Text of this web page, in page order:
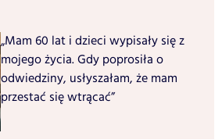
„Mam 60 lat i dzieci wypisały się z
mojego życia. Gdy poprosiła o
odwiedziny, usłyszałam, że mam
przestać się wtrącać”